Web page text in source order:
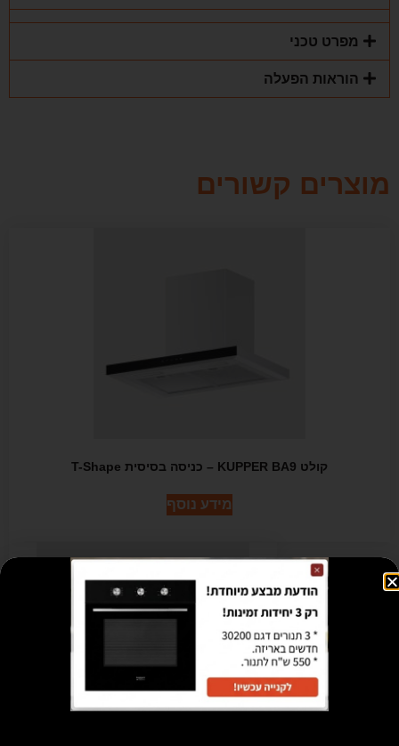
מפרט טכני
הוראות הפעלה
מוצרים קשורים
קולט KUPPER BA9 – כניסה בסיסית T-Shape
מידע נוסף